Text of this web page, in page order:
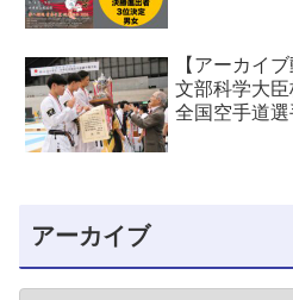
【アーカイ
文部科学大
全国空手道
アーカイブ